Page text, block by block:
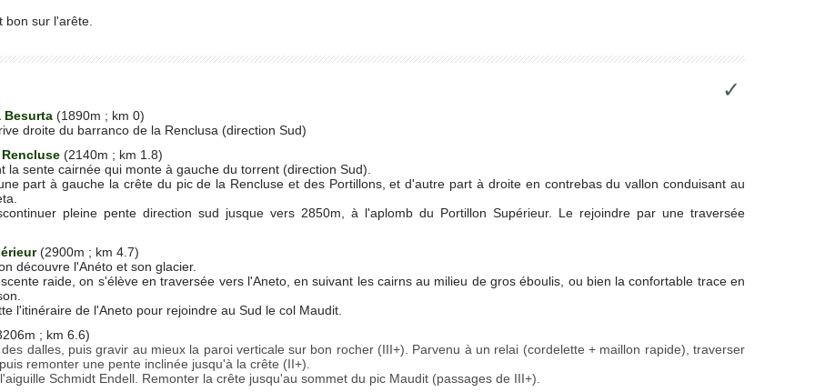
bon sur l'arête.
✓
Besurta (1890m ; km 0)
droite du barranco de la Renclusa (direction Sud)
(2140m ; km 1.8)
la sente cairnée qui monte à gauche du torrent (direction Sud).
part à gauche la crête du pic de la Rencluse et des Portillons, et d'autre part à droite en contrebas du vallon conduisant au
pleine pente direction sud jusque vers 2850m, à l'aplomb du Portillon Supérieur. Le rejoindre par une traversée
(2900m ; km 4.7)
découvre l'Anéto et son glacier.
raide, on s'élève en traversée vers l'Aneto, en suivant les cairnsau milieu de gros éboulis, ou bien la confortable trace en
l'itinéraire de l'Aneto pour rejoindre au Sud le col Maudit.
; km 6.6)
dalles, puis gravir au mieux la paroi verticale sur bon rocher (III+). Parvenu à un relai (cordelette + maillon rapide), traverser
remonter une pente inclinée jusqu'à la crête (II+).
Schmidt Endell. Remonter la crête jusqu'au sommet du pic Maudit (passages de III+).